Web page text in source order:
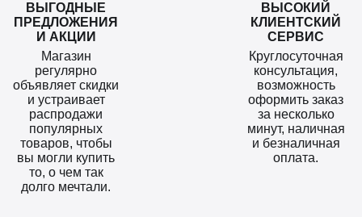
ВЫГОДНЫЕ
ПРЕДЛОЖЕНИЯ
И АКЦИИ
Магазин
регулярно
объявляет скидки
и устраивает
распродажи
популярных
товаров, чтобы
вы могли купить
то, о чем так
долго мечтали.
ВЫСОКИЙ
КЛИЕНТСКИЙ
СЕРВИС
Круглосуточная
консультация,
возможность
оформить заказ
за несколько
минут, наличная
и безналичная
оплата.